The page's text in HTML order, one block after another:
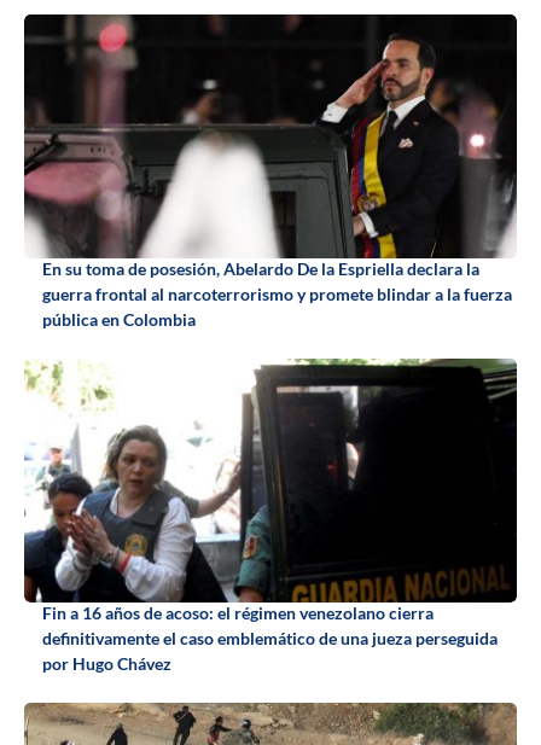
En su toma de posesión, Abelardo De la Espriella declara la
guerra frontal al narcoterrorismo y promete blindar a la fuerza
pública en Colombia
Fin a 16 años de acoso: el régimen venezolano cierra
definitivamente el caso emblemático de una jueza perseguida
por Hugo Chávez